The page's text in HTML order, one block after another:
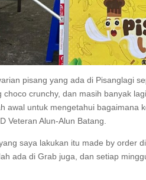
pisang yang ada di Pisanglagi
choco crunchy, dan masih banyak
awal untuk mengetahui bagaimana
Veteran Alun-Alun Batang.
saya lakukan itu made by order
ada di Grab juga, dan setiap